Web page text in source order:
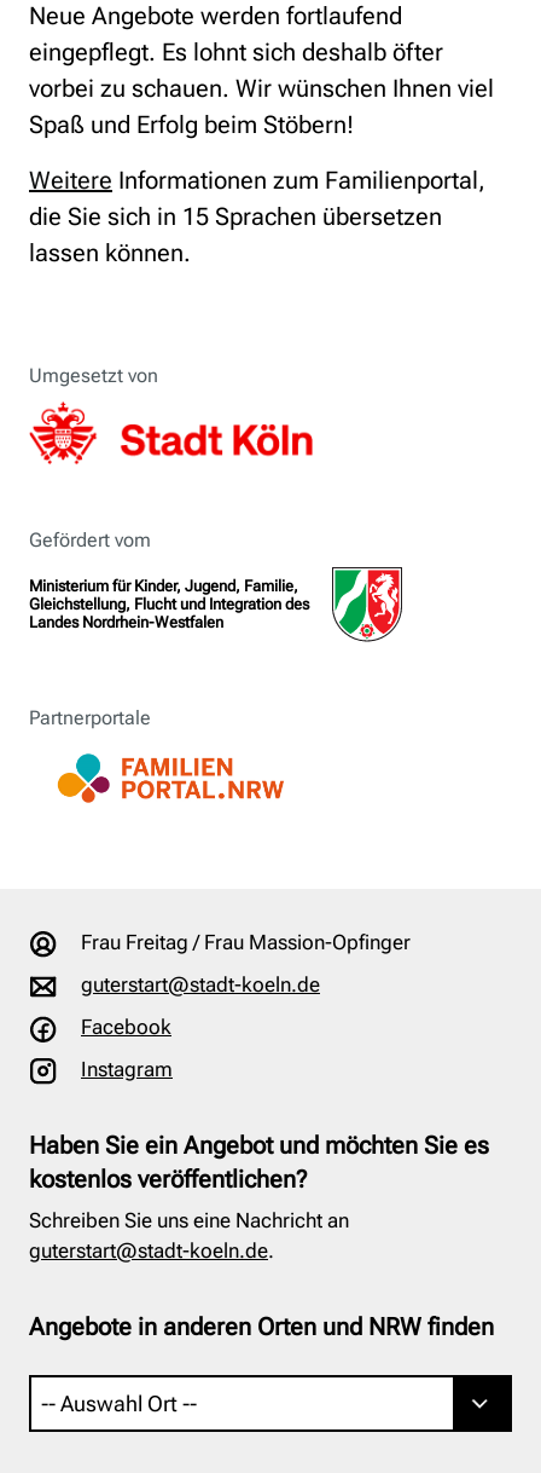
Neue Angebote werden fortlaufend
eingepflegt. Es lohnt sich deshalb öfter
vorbei zu schauen. Wir wünschen Ihnen viel
Spaß und Erfolg beim Stöbern!
Weitere Informationen zum Familienportal,
die Sie sich in 15 Sprachen übersetzen
lassen können.
Umgesetzt von
Gefördert vom
Ministerium für Kinder, Jugend, Familie,
Gleichstellung, Flucht und Integration des
Landes Nordrhein-Westfalen
Partnerportale
Frau Freitag / Frau Massion-Opfinger
guterstart@stadt-koeln.de
Facebook
Instagram
Haben Sie ein Angebot und möchten Sie es
kostenlos veröffentlichen?
Schreiben Sie uns eine Nachricht an
guterstart@stadt-koeln.de.
Angebote in anderen Orten und NRW finden